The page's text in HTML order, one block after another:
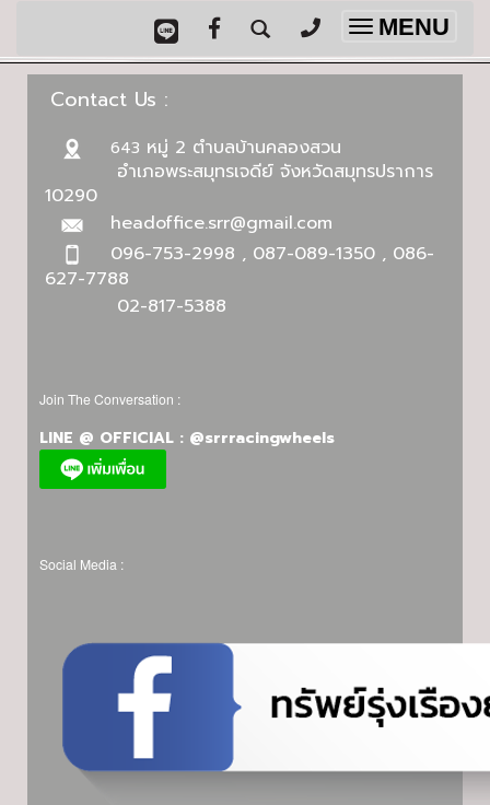
Toggle
navigation
MENU
Contact Us :
643 หมู่ 2 ตำบลบ้านคลองสวน
อำเภอพระสมุทรเจดีย์ จังหวัดสมุทรปราการ
10290
headoffice.srr@gmail.com
096-753-2998 , 087-089-1350 , 086-
627-7788
02-817-5388
Join The Conversation :
LINE @ OFFICIAL : @srrracingwheels
Social Media :